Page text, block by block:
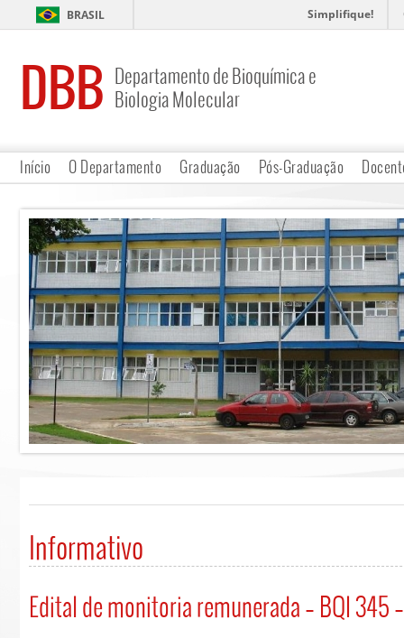
BRASIL Simplifique!
DBB Departamento de Bioquímica e
Biologia Molecular
Início O Departamento Graduação Pós-Graduação
Informativo
Edital de monitoria remunerada – BQI 345